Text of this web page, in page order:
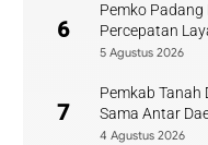
6
Pemko
Percepatan
di Sumbar
5 Agustus 2026
7
Pemkab Tanah
Sama Antar
4 Agustus 2026